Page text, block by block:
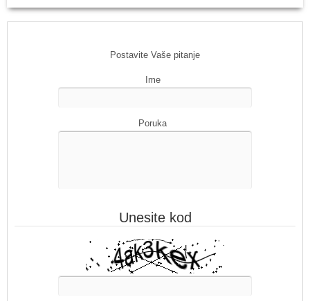
Postavite Vaše pitanje
Ime
Poruka
Unesite kod